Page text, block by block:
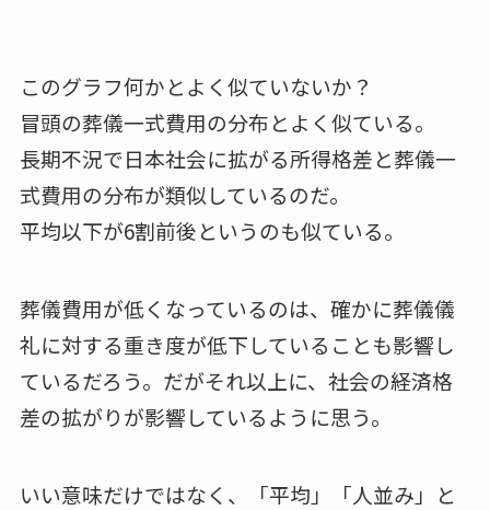
このグラフ何かとよく似ていないか？
冒頭の葬儀一式費用の分布とよく似ている。
長期不況で日本社会に拡がる所得格差と葬儀一
式費用の分布が類似しているのだ。
平均以下が6割前後というのも似ている。
葬儀費用が低くなっているのは、確かに葬儀儀
礼に対する重き度が低下していることも影響し
ているだろう。だがそれ以上に、社会の経済格
差の拡がりが影響しているように思う。
いい意味だけではなく、「平均」「人並み」と